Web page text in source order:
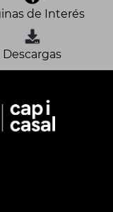
de Interés
Descargas